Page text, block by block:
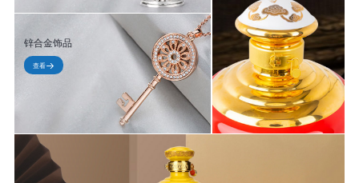
锌合金饰品
查看